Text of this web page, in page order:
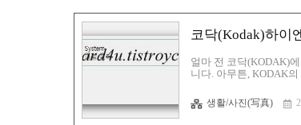
코닥(Kodak)하이
얼마 전 코닥(KODAK)
니다. 아무튼, KODAK
어 파일을 코닥홈페이
파일이 없으면 임의적
생활/사진(写真)